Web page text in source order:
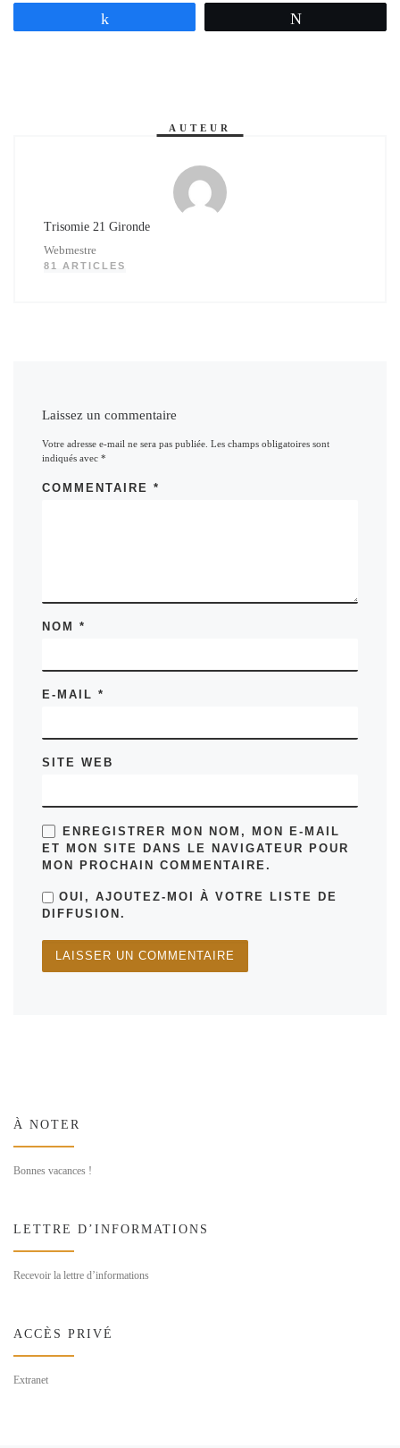
AUTEUR
Trisomie 21 Gironde
Webmestre
81 ARTICLES
Laissez un commentaire
Votre adresse e-mail ne sera pas publiée. Les champs obligatoires sont
indiqués avec*
COMMENTAIRE*
NOM*
E-MAIL*
SITE WEB
ENREGISTRER MON NOM, MON E-MAIL
ET MON SITE DANS LE NAVIGATEUR POUR
MON PROCHAIN COMMENTAIRE.
OUI, AJOUTEZ-MOI À VOTRE LISTE DE
DIFFUSION.
À NOTER
Bonnes vacances !
LETTRE D’INFORMATIONS
Recevoir la lettre d’informations
ACCÈS PRIVÉ
Extranet